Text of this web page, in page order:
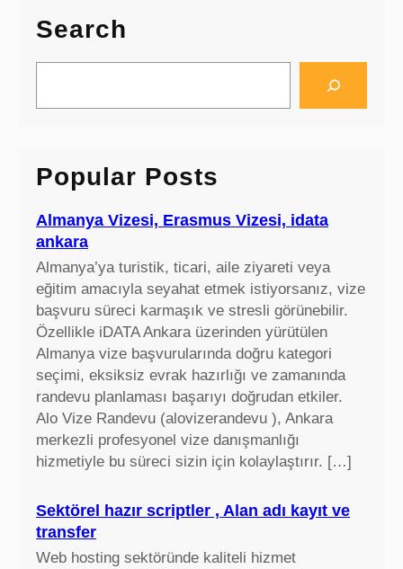
Search
a
h
Popular Posts
Almanya Vizesi, Erasmus Vizesi, idata
ankara
Almanya’ya turistik, ticari, aile ziyareti veya
eğitim amacıyla seyahat etmek istiyorsanız, vize
başvuru süreci karmaşık ve stresli görünebilir.
Özellikle iDATA Ankara üzerinden yürütülen
Almanya vize başvurularında doğru kategori
seçimi, eksiksiz evrak hazırlığı ve zamanında
randevu planlaması başarıyı doğrudan etkiler.
Alo Vize Randevu (alovizerandevu ), Ankara
merkezli profesyonel vize danışmanlığı
hizmetiyle bu süreci sizin için kolaylaştırır. […]
Sektörel hazır scriptler , Alan adı kayıt ve
transfer
Web hosting sektöründe kaliteli hizmet